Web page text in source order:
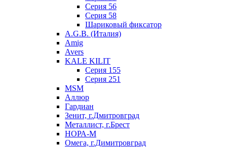
Серия 56
Серия 58
Шариковый фиксатор
A.G.B. (Италия)
Amig
Avers
KALE KILIT
Серия 155
Серия 251
MSM
Аллюр
Гардиан
Зенит, г.Дмитровград
Металлист, г.Брест
НОРА-М
Омега, г.Димитровград